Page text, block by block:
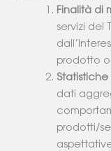
Finalità di
servizi del
prodotto
dati
prodotti/